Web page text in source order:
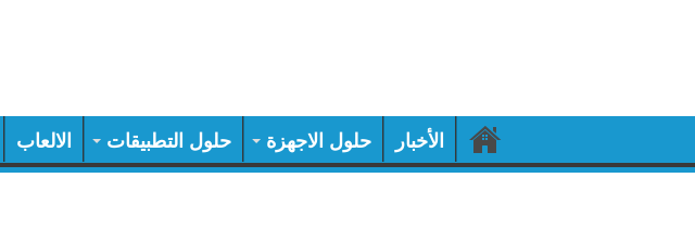
الأخبار حلول الاجهزة حلول التطبيقات الالعاب